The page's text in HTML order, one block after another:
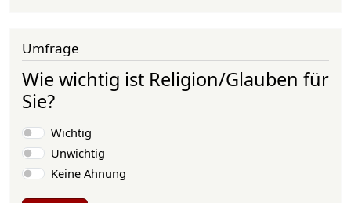
Umfrage
Wie wichtig ist Religion/Glauben für
Sie?
Auswahlmöglichkeiten
Wichtig
Unwichtig
Keine Ahnung